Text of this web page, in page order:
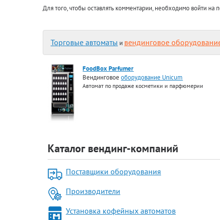
Для того, чтобы оставлять комментарии, необходимо войти на
Торговые автоматы и вендинговое
FoodBox Parfumer
Вендинговоеоборудование Unicum
Автомат по продаже косметики и парфюмерии
Каталог вендинг-компаний
Поставщики оборудования
Производители
Установка кофейных автоматов